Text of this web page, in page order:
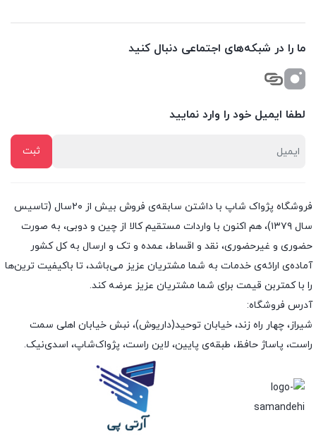
ما را در شبکه‌های اجتماعی دنبال کنید
لطفا ایمیل خود را وارد نمایید
فروشگاه پژواک شاپ با داشتن سابقه‌ی فروش بیش از ۲۰سال (تاسیس
سال ۱۳۷۹)، هم اکنون با واردات مستقیم کالا از چین و دوبی، به صورت
حضوری و غیرحضوری، نقد و اقساط، عمده و تک و ارسال به کل کشور
آماده‌ی ارائه‌ی خدمات به شما مشتریان عزیز می‌باشد، تا باکیفیت ترین‌ها
را با کمتربن قیمت برای شما مشتریان عزیز عرضه کند.
آدرس فروشگاه:
شیراز، چهار راه زند، خیابان توحید(داریوش)، نبش خیابان اهلی سمت
راست، پاساژ حافظ، طبقه‌ی پایین، لاین راست، پژواک‌شاپ، اسدی‌نیک.